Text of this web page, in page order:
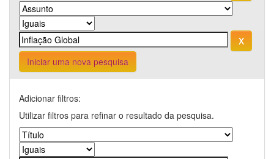
Iniciar uma nova pesquisa
Adicionar filtros:
Utilizar filtros para refinar o resultado da pesquisa.